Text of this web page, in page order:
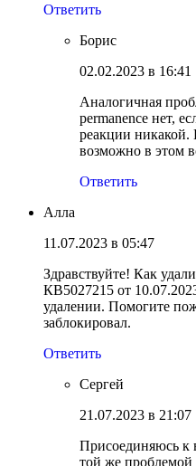
Ответить
Борис
02.02.2023 в 16:41
Аналогичная
permanence нет,
реакции никакой.
возможно в этом
Ответить
Алла
11.07.2023 в 05:47
Здравствуйте! Как
КВ5027215 от
удалении. Помогите
заблокировал.
Ответить
Сергей
21.07.2023 в 21:07
Присоединяюсь к
той же проблемой